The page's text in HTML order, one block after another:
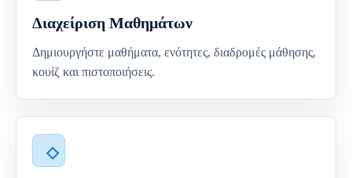
Διαχείριση Μαθημάτων
Δημιουργήστε μαθήματα, ενότητες, διαδρομές μάθησης,
κουίζ και πιστοποιήσεις.